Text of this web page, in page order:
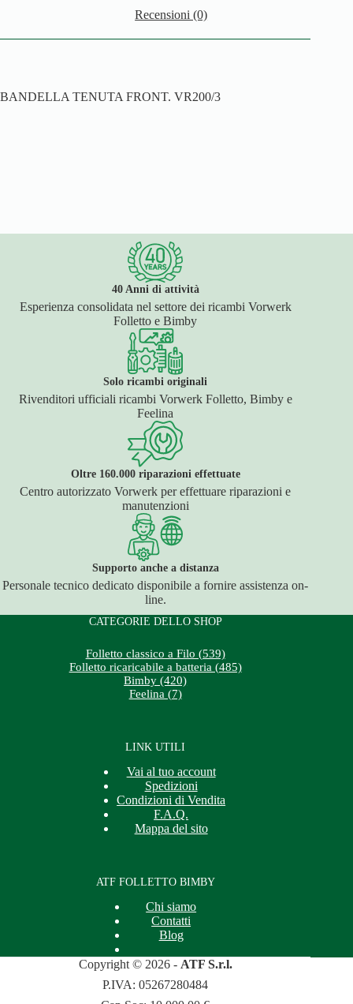
Recensioni (0)
BANDELLA TENUTA FRONT. VR200/3
40 Anni di attività
Esperienza consolidata nel settore dei ricambi Vorwerk
Folletto e Bimby
Solo ricambi originali
Rivenditori ufficiali ricambi Vorwerk Folletto, Bimby e
Feelina
Oltre 160.000 riparazioni effettuate
Centro autorizzato Vorwerk per effettuare riparazioni e
manutenzioni
Supporto anche a distanza
Personale tecnico dedicato disponibile a fornire assistenza on-
line.
CATEGORIE DELLO SHOP
Folletto classico a Filo (539)
Folletto ricaricabile a batteria (485)
Bimby (420)
Feelina (7)
LINK UTILI
Vai al tuo account
Spedizioni
Condizioni di Vendita
F.A.Q.
Mappa del sito
ATF FOLLETTO BIMBY
Chi siamo
Contatti
Blog
Copyright © 2026 - ATF S.r.l.
P.IVA: 05267280484